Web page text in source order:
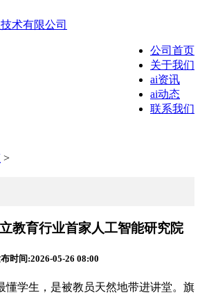
公司首页
关于我们
ai资讯
ai动态
联系我们
>
教育行业首家人工智能研究院
时间:2026-05-26 08:00
学生，是被教员天然地带进讲堂。旗